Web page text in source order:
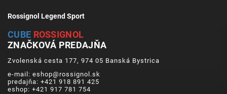
Rossignol Legend Sport
CUBE ROSSIGNOL
ZNAČKOVÁ PREDAJŇA
Zvolenská cesta 177, 974 05 Banská Bystrica
e-mail: eshop@rossignol.sk
predajňa: +421 918 891 425
eshop: +421 917 781 754